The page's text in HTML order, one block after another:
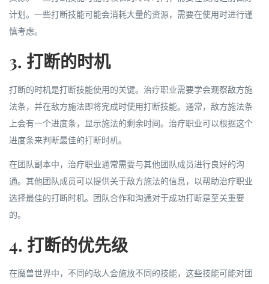
计划。一些打断技能可能会消耗大量的资源，需要在使用时进行谨
慎考虑。
3. 打断的时机
打断的时机是打断技能使用的关键。治疗职业需要学会观察敌方施
法条，并在敌方施法即将完成时使用打断技能。通常，敌方施法条
上会有一个进度条，显示施法的剩余时间。治疗职业可以根据这个
进度条来判断最佳的打断时机。
在团队副本中，治疗职业通常需要与其他团队成员进行良好的沟
通。其他团队成员可以提供关于敌方施法的信息，以帮助治疗职业
选择最佳的打断时机。团队合作和沟通对于成功打断是至关重要
的。
4. 打断的优先级
在魔兽世界中，不同的敌人会施放不同的技能，这些技能可能对团